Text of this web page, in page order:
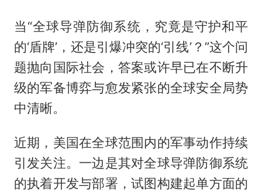
当“全球导弹防御系统，究竟是守护和平
的‘盾牌’，还是引爆冲突的‘引线’？”这个问
题抛向国际社会，答案或许早已在不断升
级的军备博弈与愈发紧张的全球安全局势
中清晰。
近期，美国在全球范围内的军事动作持续
引发关注。一边是其对全球导弹防御系统
的执着开发与部署，试图构建起单方面的